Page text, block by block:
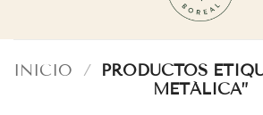
INICIO /
PRODUCTOS
METÁLICA”